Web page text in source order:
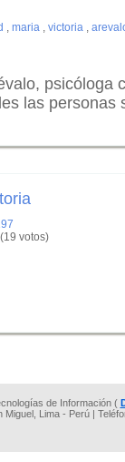
, maria , victoria ,
psicóloga
las personas
votos)
de Información (
Miguel, Lima - Perú |